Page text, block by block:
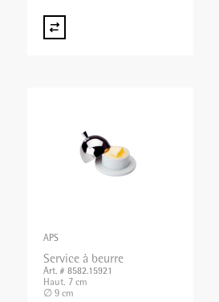
APS
Service à beurre
Art. # 8582.15921
Haut. 7 cm
∅ 9 cm